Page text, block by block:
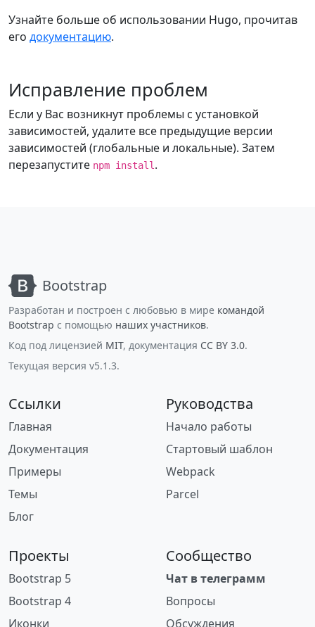
Узнайте больше об использовании Hugo, прочитав
его документацию.
Исправление проблем
Если у Вас возникнут проблемы с установкой
зависимостей, удалите все предыдущие версии
зависимостей (глобальные и локальные). Затем
перезапустите npm install .
Bootstrap
Разработан и построен с любовью в мире командой
Bootstrap с помощью наших участников.
Код под лицензией MIT, документация CC BY 3.0.
Текущая версия v5.1.3.
Ссылки
Главная
Документация
Примеры
Темы
Блог
Руководства
Начало работы
Стартовый шаблон
Webpack
Parcel
Проекты
Bootstrap 5
Bootstrap 4
Иконки
Сообщество
Чат в телеграмм
Вопросы
Обсуждения